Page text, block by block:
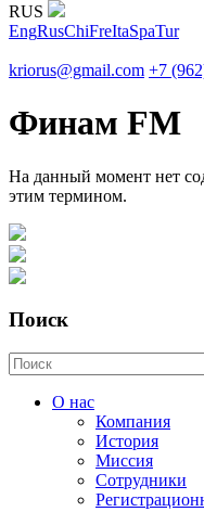
RUS
EngRusChiFreItaSpaTur
kriorus@gmail.com +7
Финам FM
На данный момент нет
этим термином.
Поиск
О нас
Компания
История
Миссия
Сотрудники